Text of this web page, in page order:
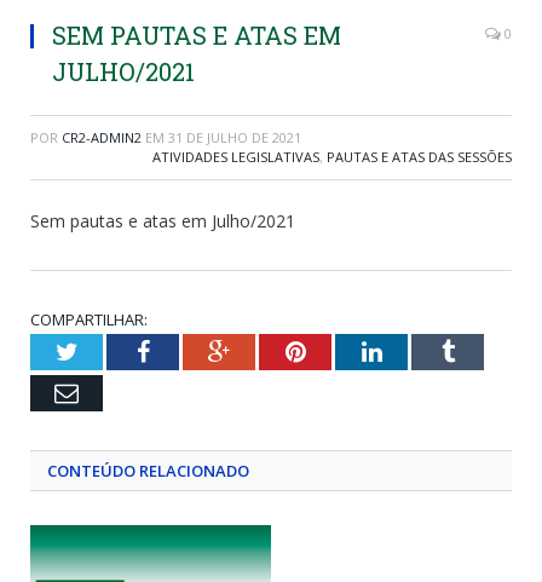
SEM PAUTAS E ATAS EM
JULHO/2021
0
POR CR2-ADMIN2 EM 31 DE JULHO DE 2021
ATIVIDADES LEGISLATIVAS, PAUTAS E ATAS DAS SESSÕES
Sem pautas e atas em Julho/2021
COMPARTILHAR:
TwitterFacebookGoogle+PinterestLinkedInTumblr
Email
CONTEÚDO RELACIONADO